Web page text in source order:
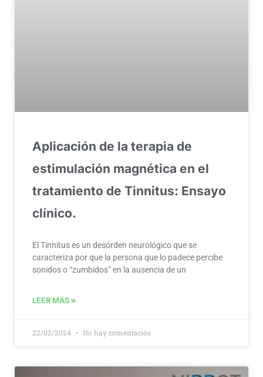
Aplicación de la terapia de
estimulación magnética en el
tratamiento de Tinnitus: Ensayo
clínico.
El Tinnitus es un desórden neurológico que se
caracteriza por que la persona que lo padece percibe
sonidos o “zumbidos” en la ausencia de un
LEER MÁS »
22/02/2024 No hay comentarios